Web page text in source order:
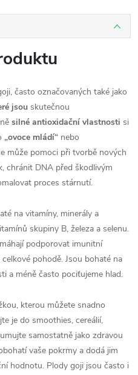
často označovaných také jako
jsou skutečnou
silné antioxidační vlastnosti si
„ovoce mládí“ nebo
může pomoci při tvorbě nových
chránit DNA před škodlivým
proces stárnutí.
na vitamíny, minerály a
skupiny B, železa a selenu.
podporovat imunitní
pohodě. Jsou bohaté na
a méně často pociťujeme hlad.
kterou můžete snadno
je do smoothies, cereálií,
samostatně jako zdravou
vaše pokrmy a dodá jim
hodnotu. Plody goji jsou často i